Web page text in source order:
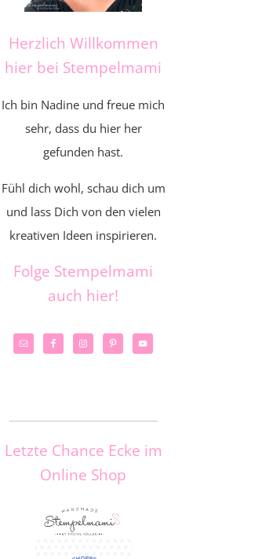
Herzlich Willkommen
hier bei Stempelmami
Ich bin Nadine und freue mich
sehr, dass du hier her
gefunden hast.
Fühl dich wohl, schau dich um
und lass Dich von den vielen
kreativen Ideen inspirieren.
Folge Stempelmami
auch hier!
Letzte Chance Ecke im
Online Shop